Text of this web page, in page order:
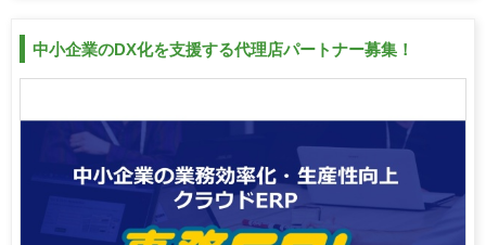
中小企業のDX化を支援する代理店パートナー募集！